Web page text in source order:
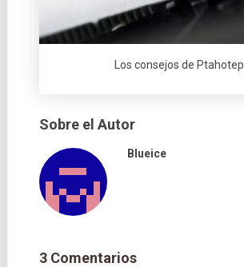
Los consejos de Ptahotep
Sobre el Autor
Blueice
3 Comentarios